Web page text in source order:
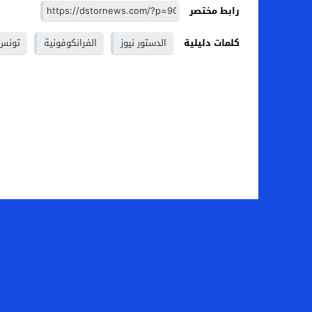
رابط مختصر
كلمات دليلية
الدستور نيوز الفرانكوفونية